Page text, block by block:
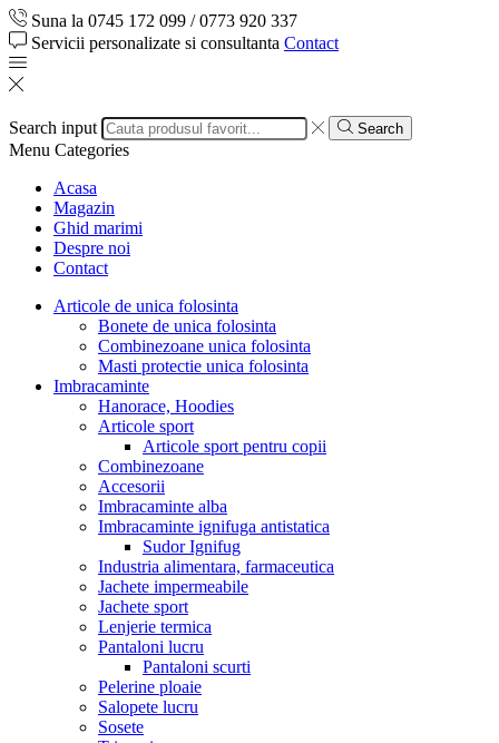
Suna la 0745 172 099 / 0773 920 337
Servicii personalizate si consultanta Contact
Search input Search
Menu Categories
Acasa
Magazin
Ghid marimi
Despre noi
Contact
Articole de unica folosinta
Bonete de unica folosinta
Combinezoane unica folosinta
Masti protectie unica folosinta
Imbracaminte
Hanorace, Hoodies
Articole sport
Articole sport pentru copii
Combinezoane
Accesorii
Imbracaminte alba
Imbracaminte ignifuga antistatica
Sudor Ignifug
Industria alimentara, farmaceutica
Jachete impermeabile
Jachete sport
Lenjerie termica
Pantaloni lucru
Pantaloni scurti
Pelerine ploaie
Salopete lucru
Sosete